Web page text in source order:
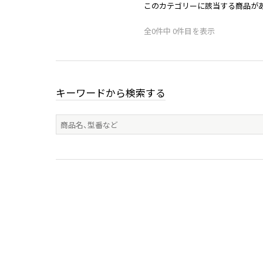
このカテゴリーに該当する商品が
全0件中 0件目を表示
キーワードから検索する